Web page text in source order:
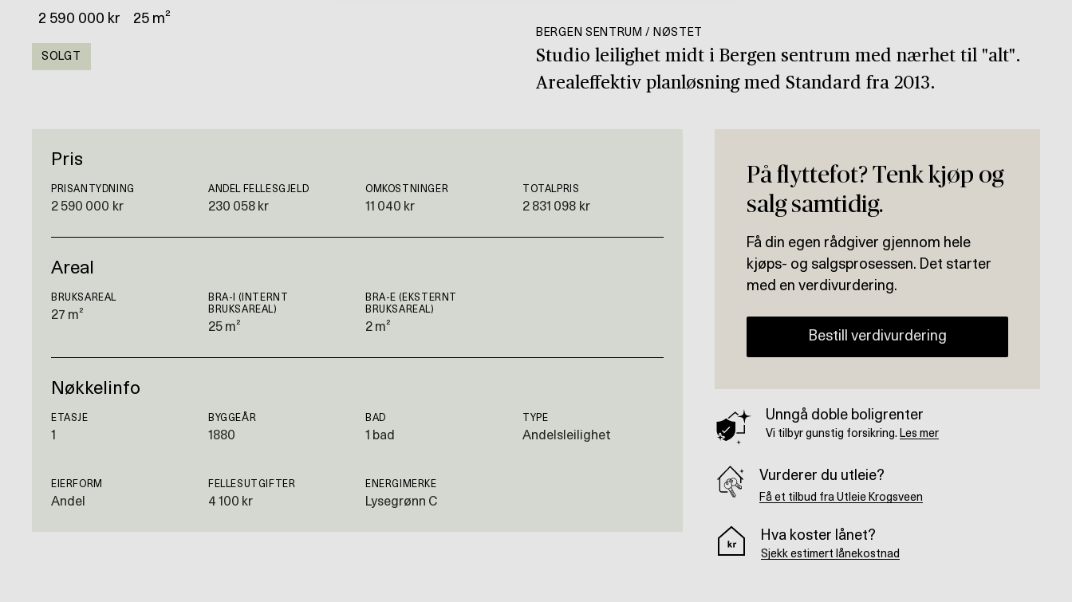
2 590 000 kr 25 m²
SOLGT
BERGEN SENTRUM / NØSTET
Studio leilighet midt i Bergen sentrum med nærhet til "alt".
Arealeffektiv planløsning med Standard fra 2013.
Pris
PRISANTYDNING
2 590 000 kr
ANDEL FELLESGJELD
230 058 kr
OMKOSTNINGER
11 040 kr
TOTALPRIS
2 831 098 kr
Areal
BRUKSAREAL
27 m²
BRA-I (INTERNT
BRUKSAREAL)
25 m²
BRA-E (EKSTERNT
BRUKSAREAL)
2 m²
Nøkkelinfo
ETASJE
1
BYGGEÅR
1880
BAD
1 bad
TYPE
Andelsleilighet
EIERFORM
Andel
FELLESUTGIFTER
4 100 kr
ENERGIMERKE
Lysegrønn C
På flyttefot? Tenk kjøp og
salg samtidig.
Få din egen rådgiver gjennom hele
kjøps- og salgsprosessen. Det starter
med en verdivurdering.
Bestill verdivurdering
Unngå doble boligrenter
Vi tilbyr gunstig forsikring. Les mer
Vurderer du utleie?
Få et tilbud fra Utleie Krogsveen
Hva koster lånet?
Sjekk estimert lånekostnad